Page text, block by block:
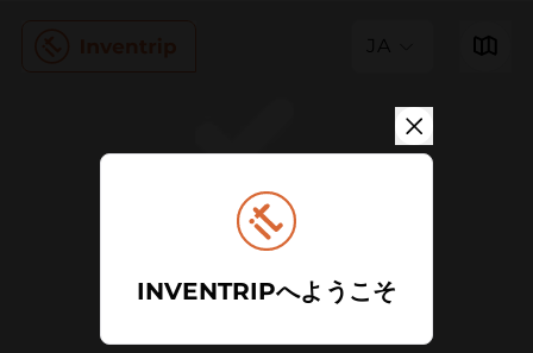
JA
INVENTRIPへようこそ